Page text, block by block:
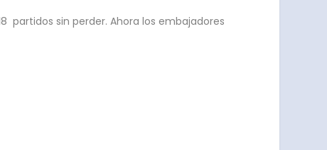
partidos sin perder. Ahora los embajadores